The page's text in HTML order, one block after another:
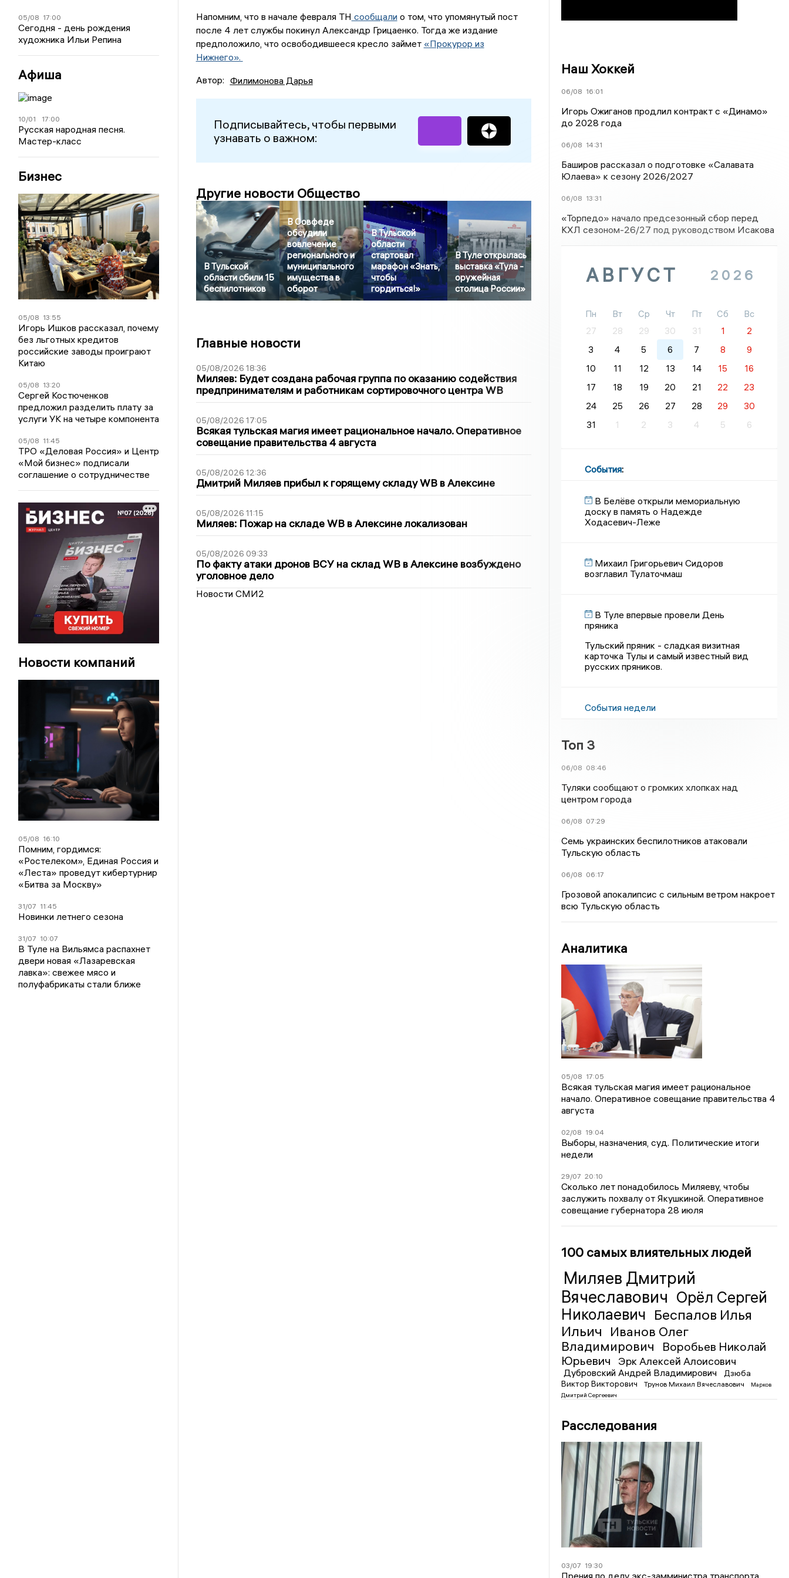
05/08 17:00
Сегодня - день рождения
художника Ильи Репина
Афиша
10/01 17:00
Русская народная песня.
Мастер-класс
Бизнес
05/08 13:55
Игорь Ишков рассказал, почему
без льготных кредитов
российские заводы проиграют
Китаю
05/08 13:20
Сергей Костюченков
предложил разделить плату за
услуги УК на четыре компонента
05/08 11:45
ТРО «Деловая Россия» и Центр
«Мой бизнес» подписали
соглашение о сотрудничестве
Новости компаний
05/08 16:10
Помним, гордимся:
«Ростелеком», Единая Россия и
«Леста» проведут кибертурнир
«Битва за Москву»
31/07 11:45
Новинки летнего сезона
31/07 10:07
В Туле на Вильямса распахнет
двери новая «Лазаревская
лавка»: свежее мясо и
полуфабрикаты стали ближе
Напомним, что в начале февраля ТН сообщалио том, что упомянутый пост
после 4 лет службы покинул Александр Грицаенко. Тогда же издание
предположило, что освободившееся кресло займет «Прокурор из
Нижнего».
Автор: Филимонова Дарья
Подписывайтесь, чтобы первыми
узнавать о важном:
Другие новости Общество
В Тульской
области сбили 15
беспилотников
В Совфеде
обсудили
вовлечение
регионального и
муниципального
имущества в
оборот
В Тульской
области
стартовал
марафон «Знать,
чтобы
гордиться!»
В Туле открылась
выставка «Тула -
оружейная
столица России»
Главные новости
05/08/2026 18:36
Миляев: Будет создана рабочая группа по оказанию содействия
предпринимателям и работникам сортировочного центра WB
05/08/2026 17:05
Всякая тульская магия имеет рациональное начало. Оперативное
совещание правительства 4 августа
05/08/2026 12:36
Дмитрий Миляев прибыл к горящему складу WB в Алексине
05/08/2026 11:15
Миляев: Пожар на складе WB в Алексине локализован
05/08/2026 09:33
По факту атаки дронов ВСУ на склад WB в Алексине возбуждено
уголовное дело
Новости СМИ2
Наш Хоккей
06/08 16:01
Игорь Ожиганов продлил контракт с «Динамо»
до 2028 года
06/08 14:31
Баширов рассказал о подготовке «Салавата
Юлаева» к сезону 2026/2027
06/08 13:31
«Торпедо» начало предсезонный сбор перед
КХЛ сезоном-26/27 под руководством Исакова
АВГУСТ 2026
Пн Вт Ср Чт Пт Сб
Вс
27
28 29 30 31 1
2
3
4 5 6 7 8
9
10
11 12 13 14 15
16
17
18 19 20 21 22
23
24
25 26 27 28 29
30
31
1 2 3 4 5 6
События:
В Белёве открыли мемориальную
доску в память о Надежде
Ходасевич-Леже
Михаил Григорьевич Сидоров
возглавил Тулаточмаш
В Туле впервые провели День
пряника
Тульский пряник - сладкая визитная
карточка Тулы и самый известный вид
русских пряников.
События недели
Топ 3
06/08 08:46
Туляки сообщают о громких хлопках над
центром города
06/08 07:29
Семь украинских беспилотников атаковали
Тульскую область
06/08 06:17
Грозовой апокалипсис с сильным ветром накроет
всю Тульскую область
Аналитика
05/08 17:05
Всякая тульская магия имеет рациональное
начало. Оперативное совещание правительства 4
августа
02/08 19:04
Выборы, назначения, суд. Политические итоги
недели
29/07 20:10
Сколько лет понадобилось Миляеву, чтобы
заслужить похвалу от Якушкиной. Оперативное
совещание губернатора 28 июля
100 самых влиятельных людей
Миляев Дмитрий
Вячеславович Орёл Сергей
Николаевич Беспалов Илья
Ильич
Иванов Олег
Владимирович
Воробьев Николай
Юрьевич
Эрк Алексей Алоисович
Дубровский Андрей Владимирович
Дзюба
Виктор Викторович
Трунов Михаил Вячеславович
Марков
Дмитрий Сергеевич
Расследования
03/07 19:30
Прения по делу экс-замминистра транспорта